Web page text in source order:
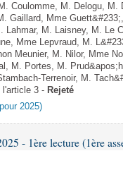
Coulomme, M. Delogu, M.
Gaillard, Mme
Lahmar, M. Laisney, M. Le
Mme Lepvraud, M.
Meunier, M. Nilor, Mme
M. Portes, M.
Terrenoir, M.
l'article 3 - Rejeté
2025)
- 1ère lecture (1ère